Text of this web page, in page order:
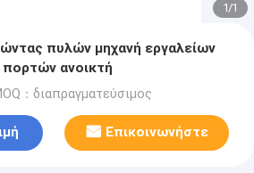
1/1
πυλών μηχανή εργαλείων
ανοικτή
：διαπραγματεύσιμος
Επικοινωνήστε